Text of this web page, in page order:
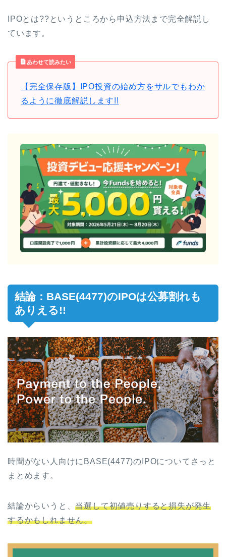
IPOとは??というところから申込方法まで完全解説し
ています。
あわせて読みたい
【完全保存版】IPO投資の始め方をサルでもわか
るように徹底解説します!!
結論：BASE(4477)のIPOは公募割れも
ありえる!!
時間がない人向けにBASE(4477)のIPOについてさっと
まとめます。
結論からいうと、当選して初値売りすると損失が発生
するかもしれません。